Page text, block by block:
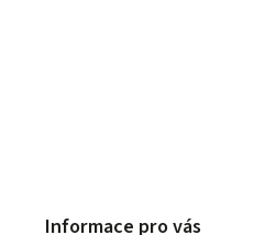
Informace pro vás